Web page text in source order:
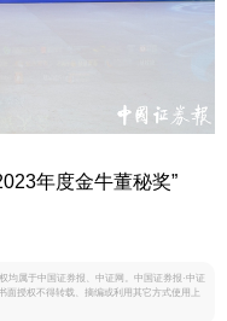
年度金牛董秘奖”
均属于中国证券报、中证网。中国证券报·中证
面授权不得转载、摘编或利用其它方式使用上